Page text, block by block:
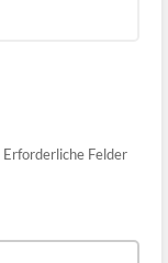
Erforderliche Felder